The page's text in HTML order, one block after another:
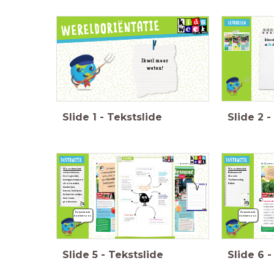
Ik wil meer
weten!
Slide 1 - Tekstslide
Ik kan
enVic
Slide 2 -
Woordenschat:
scharreleieren,
biologisch(e),
kastagnechampion
strostomaten,
kwekerijen,
kassen, bedrijven,
technische snufjes,
duurzaam,
produceren.
Wat doet deze
inleiding?
De leerkracht
doet het voor.
Slide 5 - Tekstslide
Woordenschat:
Buitenwereld
Shovels
Teeltwisseling
Pallets
De leerkracht
doet het voor.
Slide 6 -